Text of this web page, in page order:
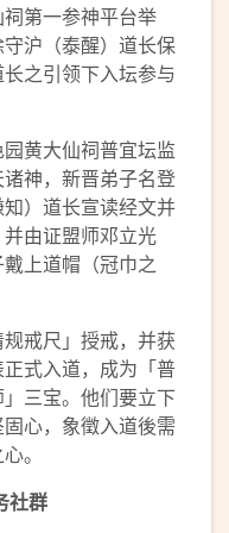
第一参神平台举
沪（泰醒）道长保
之引领下入坛参与
黄大仙祠普宜坛监
神，新晋弟子名登
）道长宣读经文并
由证盟师邓立光
戴上道帽（冠巾之
戒尺」授戒，并获
式入道，成为「普
三宝。他们要立下
心，象徵入道後需
。
社群